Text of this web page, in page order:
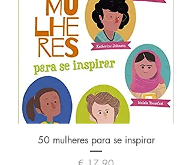
50 mulheres para se inspirar